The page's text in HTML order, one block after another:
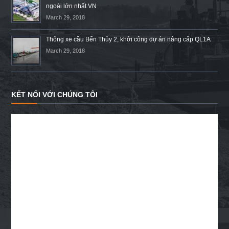
ngoài lớn nhất VN
March 29, 2018
Thông xe cầu Bến Thủy 2, khởi công dự án nâng cấp QL1A
March 29, 2018
KẾT NỐI VỚI CHÚNG TÔI